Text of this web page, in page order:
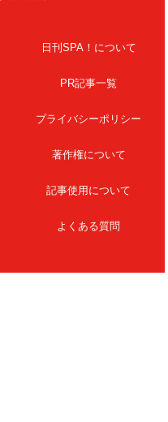
日刊SPA！について
PR記事一覧
プライバシーポリシー
著作権について
記事使用について
よくある質問